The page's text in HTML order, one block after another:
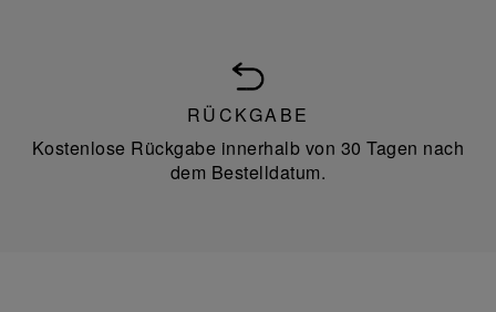
RÜCKGABE
Kostenlose Rückgabe innerhalb von 30 Tagen nach
dem Bestelldatum.